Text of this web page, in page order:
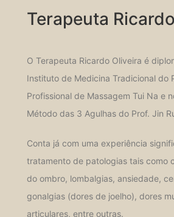
Terapeuta
O Terapeuta Ricardo Oliveira é
Instituto de Medicina Tradicional do
Profissional de Massagem Tui Na e
Método das 3 Agulhas do Prof. Jin
Conta já com uma experiência
tratamento de patologias tais como
do ombro, lombalgias, ansiedade,
gonalgias (dores de joelho), dores
articulares, entre outras.